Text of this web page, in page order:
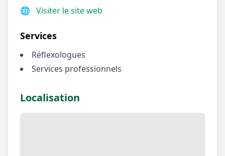
🌐 Visiter le site web
Services
Réflexologues
Services professionnels
Localisation